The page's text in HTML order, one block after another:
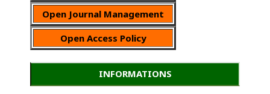
Open Journal Management
Open Access Policy
INFORMATIONS